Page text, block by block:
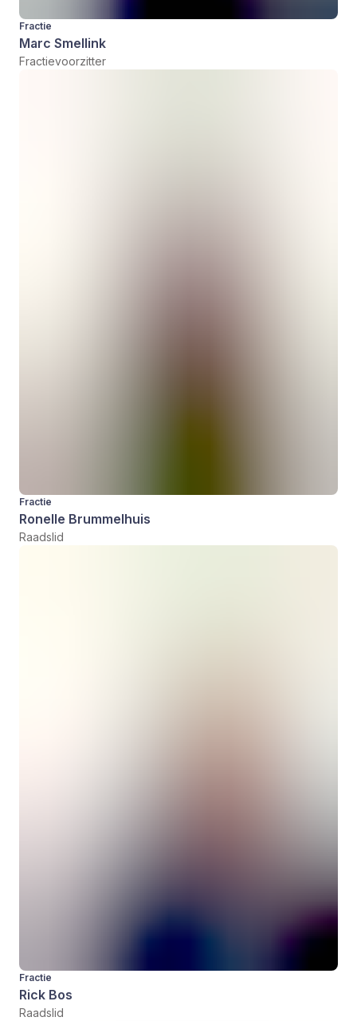
Fractie
Marc Smellink
Fractievoorzitter
Fractie
Ronelle Brummelhuis
Raadslid
Fractie
Rick Bos
Raadslid